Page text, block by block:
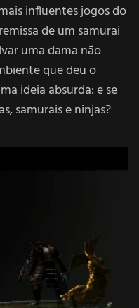
influentes jogos do
de um samurai
uma dama não
que deu o
ideia absurda: e se
samurais e ninjas?